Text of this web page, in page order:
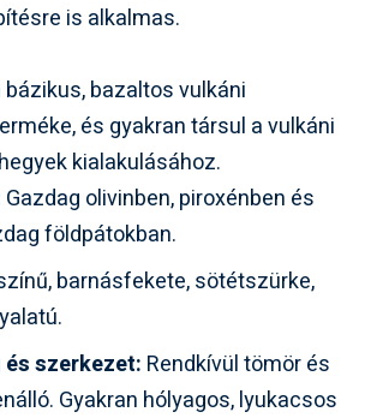
is alkalmas.
bázikus, bazaltos vulkáni
és gyakran társul a vulkáni
kialakulásához.
Gazdag olivinben,piroxénben és
földpátokban.
barnásfekete, sötétszürke,
és szerkezet: Rendkívül tömör és
Gyakran hólyagos, lyukacsos